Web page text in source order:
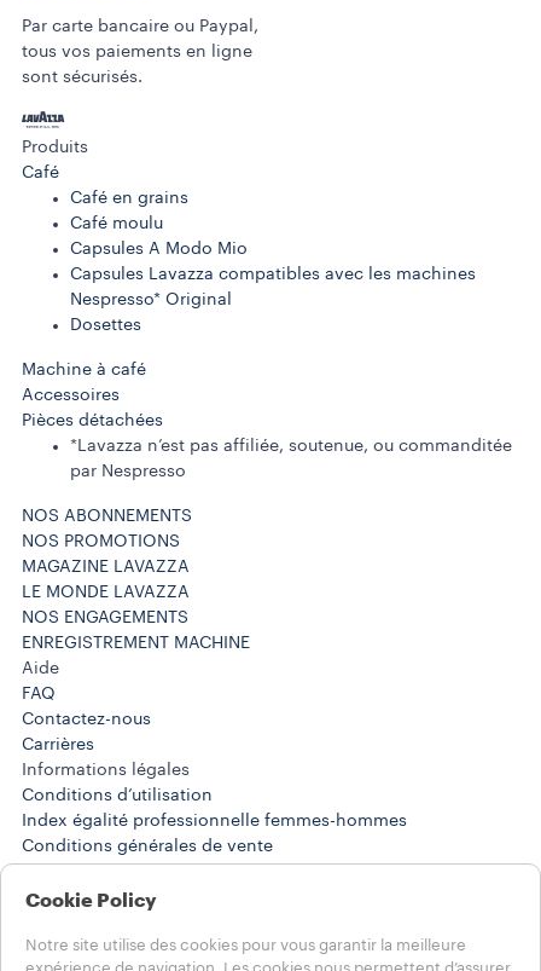
Par carte bancaire ou Paypal,
tous vos paiements en ligne
sont sécurisés.
Produits
Café
Café en grains
Café moulu
Capsules A Modo Mio
Capsules Lavazza compatibles avec les machines
Nespresso* Original
Dosettes
Machine à café
Accessoires
Pièces détachées
*Lavazza n’est pas affiliée, soutenue, ou commanditée
par Nespresso
NOS ABONNEMENTS
NOS PROMOTIONS
MAGAZINE LAVAZZA
LE MONDE LAVAZZA
NOS ENGAGEMENTS
ENREGISTREMENT MACHINE
Aide
FAQ
Contactez-nous
Carrières
Informations légales
Conditions d’utilisation
Index égalité professionnelle femmes-hommes
Conditions générales de vente
Résiliation d’abonnement ou commande standard
Cookie Policy
Notre site utilise des cookies pour vous garantir la meilleure